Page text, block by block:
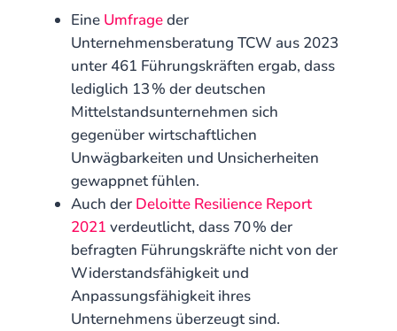
Eine Umfrageder
Unternehmensberatung TCW aus 2023
unter 461 Führungskräften ergab, dass
lediglich 13 % der deutschen
Mittelstandsunternehmen sich
gegenüber wirtschaftlichen
Unwägbarkeiten und Unsicherheiten
gewappnet fühlen.
Auch der Deloitte Resilience Report
2021 verdeutlicht, dass 70 % der
befragten Führungskräfte nicht von der
Widerstandsfähigkeit und
Anpassungsfähigkeit ihres
Unternehmens überzeugt sind.